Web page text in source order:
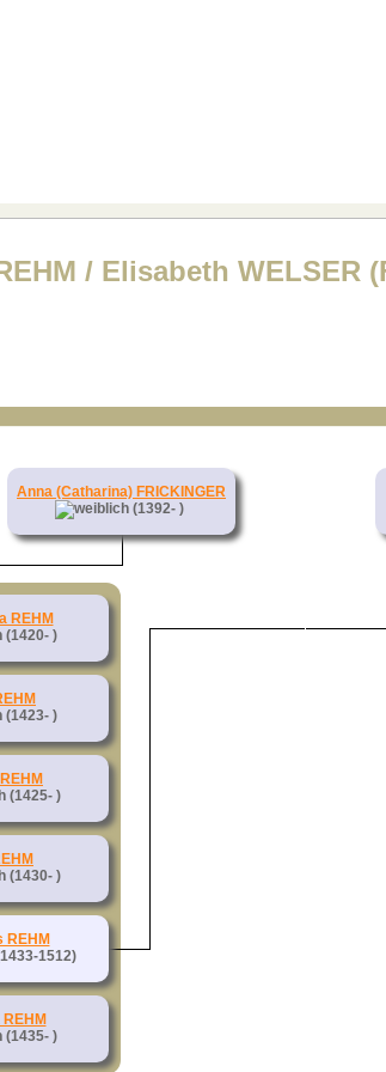
/ Elisabeth WELSER
Anna (Catharina) FRICKINGER
(1392- )
REHM
(1420- )
(1423- )
(1425- )
(1430- )
(1435- )
REHM
1512)